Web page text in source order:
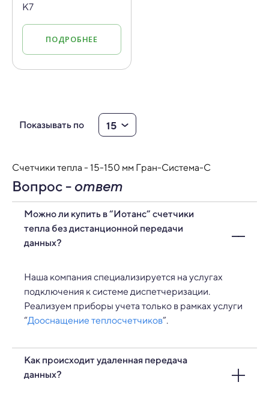
К7
ПОДРОБНЕЕ
Показывать по 15
Счетчики тепла - 15-150 мм Гран-Система-С
Вопрос -ответ
Можно ли купить в “Иотанс” счетчики
тепла без дистанционной передачи
данных?
Наша компания специализируется на услугах
подключения к системе диспетчеризации.
Реализуем приборы учета только в рамках услуги
“Дооснащение теплосчетчиков”.
Как происходит удаленная передача
данных?